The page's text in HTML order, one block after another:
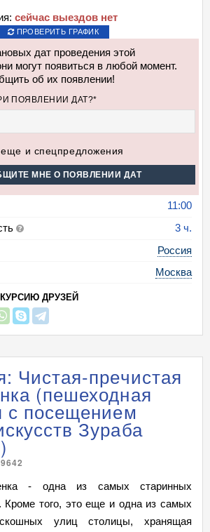
сейчас выездов нет
ПРОВЕРИТЬ ГРАФИК
дат проведения этой
могут появиться в любой момент.
об их появлении!
ПОЯВЛЕНИИ ДАТ?*
еще и спецпредложения
МНЕ О ПОЯВЛЕНИИ ДАТ
11:00
3 ч.
Россия
Москва
ДРУЗЕЙ
Чистая-пречистая
(пешеходная
с посещением
Зураба
9642
- одна из самых старинных
Кроме того, это еще и одна из самых
улиц столицы, хранящая